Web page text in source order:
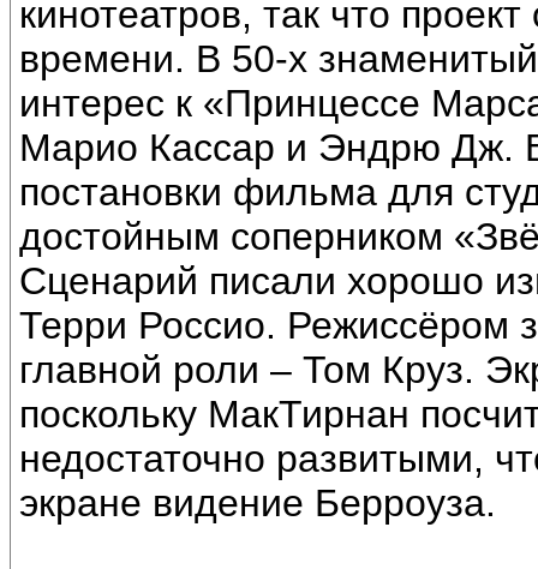
кинотеатров, так что
времени. В 50-х
интерес к «Принцессе
Марио Кассар и Эндрю Дж.
постановки фильма для
достойным соперником
Сценарий писали хорошо
Терри Россио. Режиссёром
главной роли – Том Круз.
поскольку МакТирнан
недостаточно развитыми,
экране видение Берроуза.